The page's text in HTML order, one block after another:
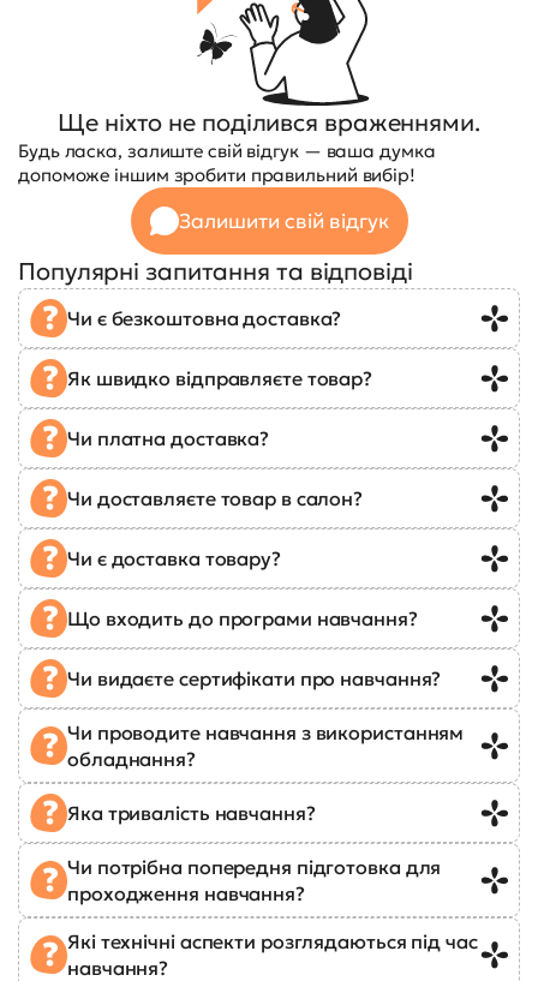
Ще ніхто не поділився враженнями.
Будь ласка, залиште свій відгук — ваша думка
допоможе іншим зробити правильний вибір!
Залишити свій відгук
Популярні запитання та відповіді
Чи є безкоштовна доставка?
Як швидко відправляєте товар?
Чи платна доставка?
Чи доставляєте товар в салон?
Чи є доставка товару?
Що входить до програми навчання?
Чи видаєте сертифікати про навчання?
Чи проводите навчання з використанням
обладнання?
Яка тривалість навчання?
Чи потрібна попередня підготовка для
проходження навчання?
Які технічні аспекти розглядаються під час
навчання?